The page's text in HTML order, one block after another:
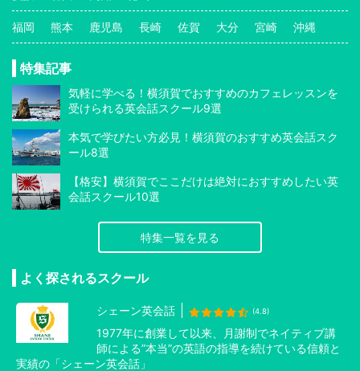
福岡 熊本 鹿児島 長崎 佐賀 大分 宮崎 沖縄
特集記事
気軽に学べる！横須賀でおすすめのカフェレッスンを
受けられる英会話スクール9選
本気で学びたい方必見！横須賀のおすすめ英会話スク
ール8選
【格安】横須賀でここだけは絶対におすすめしたい英
会話スクール10選
特集一覧を見る
よく探されるスクール
シェーン英会話 (4.8)
1977年に創業して以来、月謝制でネイティブ講
師による”本当”の英語の指導を続けている信頼と
実績の「シェーン英会話」